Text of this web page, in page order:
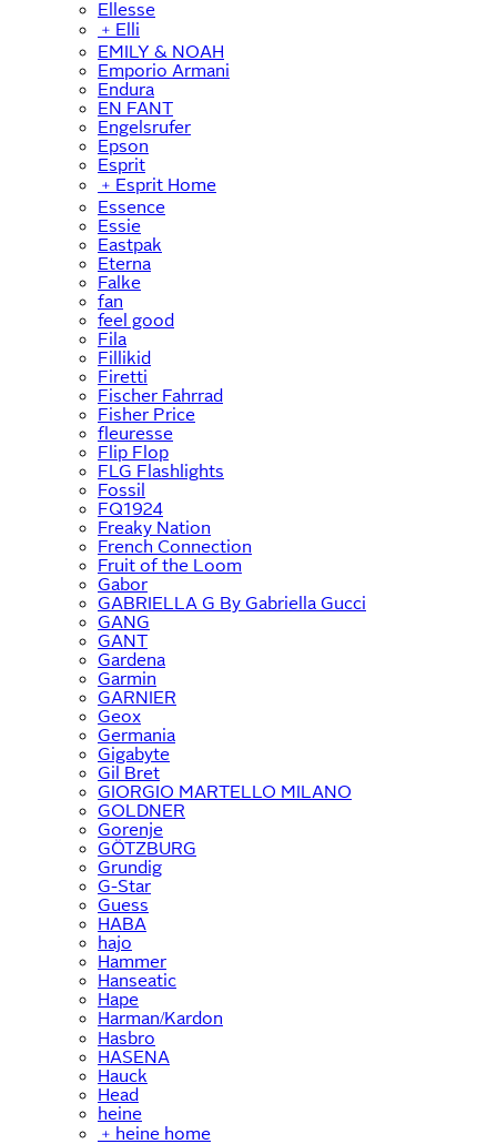
Ellesse
﹢ Elli
EMILY & NOAH
Emporio Armani
Endura
EN FANT
Engelsrufer
Epson
Esprit
﹢ Esprit Home
Essence
Essie
Eastpak
Eterna
Falke
fan
feel good
Fila
Fillikid
Firetti
Fischer Fahrrad
Fisher Price
fleuresse
Flip Flop
FLG Flashlights
Fossil
FQ1924
Freaky Nation
French Connection
Fruit of the Loom
Gabor
GABRIELLA G By Gabriella Gucci
GANG
GANT
Gardena
Garmin
GARNIER
Geox
Germania
Gigabyte
Gil Bret
GIORGIO MARTELLO MILANO
GOLDNER
Gorenje
GÖTZBURG
Grundig
G-Star
Guess
HABA
hajo
Hammer
Hanseatic
Hape
Harman/Kardon
Hasbro
HASENA
Hauck
Head
heine
﹢ heine home